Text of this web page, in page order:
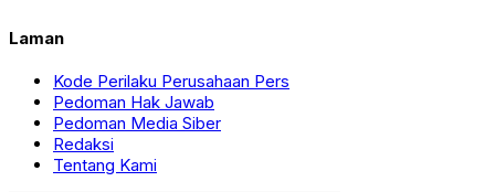
Laman
Kode Perilaku Perusahaan Pers
Pedoman Hak Jawab
Pedoman Media Siber
Redaksi
Tentang Kami